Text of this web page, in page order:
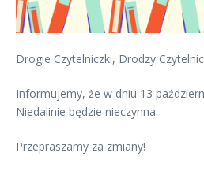
Drogie Czytelniczki, Drodzy
Informujemy, że w dniu 13
Niedalinie będzie nieczynna.
Przepraszamy za zmiany!